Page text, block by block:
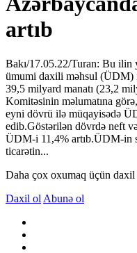
artıb
Bakı/17.05.22/Turan: Bu ilin
ümumi daxili məhsul (ÜDM)
39,5 milyard manatı (23,2
Komitəsinin məlumatına
eyni dövrü ilə müqayisədə
edib.Göstərilən dövrdə neft
ÜDM-i 11,4% artıb.ÜDM-in
ticarətin...
Daha çox oxumaq üçün
Daxil ol Abunə ol